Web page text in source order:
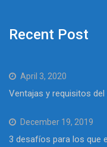
Recent Post
April 3, 2020
Ventajas y requisitos
December 19, 2019
3 desafíos para los que